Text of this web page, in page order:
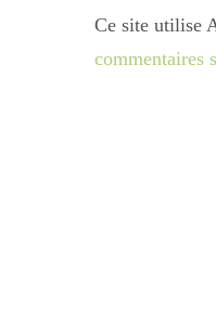
Ce site utilise
commentaires